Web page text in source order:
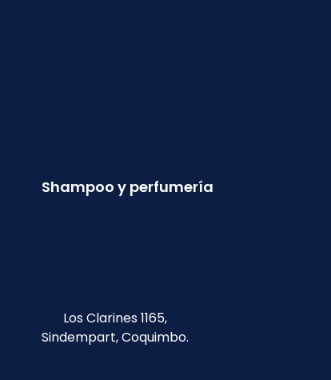
Shampoo y perfumería
Los Clarines 1165,
Sindempart, Coquimbo.